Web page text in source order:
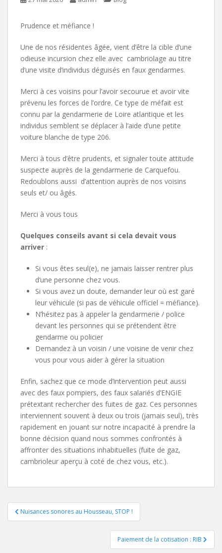
Prudence et méfiance !
Une de nos résidentes âgée, vient d’être la cible d’une
odieuse incursion chez elle avec cambriolage au titre
d’une visite d’individus déguisés en faux gendarmes.
Merci à ces voisins pour l’avoir secourue et avoir vite
prévenu les forces de l’ordre. Ce type de méfait est
connu par la gendarmerie de Loire atlantique et les
individus semblent se déplacer à l’aide d’une petite
voiture blanche de type 206.
Merci à tous d’être prudents, et signaler toute attitude
suspecte auprès de la gendarmerie de Carquefou.
Redoublons aussi d’attention auprès de nos voisins
seuls et/ ou âgés.
Merci à vous tous
Quelques conseils avant si cela devait vous
arriver :
Si vous êtes seul(e), ne jamais laisser rentrer plus
d’une personne chez vous.
Si vous avez un doute, demander leur où est garé
leur véhicule (si pas de véhicule officiel = méfiance).
N’hésitez pas à appeler la gendarmerie / police
devant les personnes qui se prétendent être
gendarme ou policier
Demandez à un voisin / une voisine de venir chez
vous pour vous aider à gérer la situation
Enfin, sachez que ce mode d’intervention peut aussi
avec des faux pompiers, des faux salariés d’ENGIE
prétextant rechercher des fuites de gaz. Ces personnes
interviennent souvent à deux ou trois (jamais seul), très
rapidement en jouant sur notre incapacité à prendre la
bonne décision quand nous sommes confrontés à
affronter des situations inhabituelles (fuite de gaz,
cambrioleur aperçu à coté de chez vous, etc.).
Navigation
Nuisances sonores au Housseau, STOP !
Paiement de la cotisation : RIB